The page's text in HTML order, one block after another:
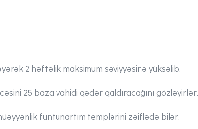
2 həftəlik maksimum səviyyəsinə yüksəlib.
25 baza vahidi qədər qaldıracağını gözləyirlər.
funtunartım templərini zəiflədə bilər.